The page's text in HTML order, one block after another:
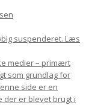
suspenderet. Læs
medier – primært
som grundlag for
side er en
der er blevet brugt i